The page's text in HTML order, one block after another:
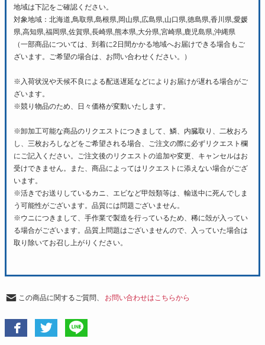
地域は下記をご確認ください。
対象地域：北海道,鳥取県,島根県,岡山県,広島県,山口県,徳島県,香川県,愛媛
県,高知県,福岡県,佐賀県,長崎県,熊本県,大分県,宮崎県,鹿児島県,沖縄県
（一部商品については、到着に2日間かかる地域へお届けできる場合もご
ざいます。ご希望の場合は、お問い合わせください。）
※入荷状況や天候不良による配送遅延などによりお届けが遅れる場合がご
ざいます。
※競り物品のため、日々価格が変動いたします。
※卸加工可能な商品のリクエストにつきまして、鱗、内臓取り、二枚おろ
し、三枚おろしなどをご希望される場合、ご注文の際に必ずリクエスト欄
にご記入ください。ご注文後のリクエストの追加や変更、キャンセルはお
受けできません。また、商品によってはリクエストに添えない場合がござ
います。
※活きでお送りしているカニ、エビなど甲殻類等は、輸送中に死んでしま
う可能性がございます。品質には問題ございません。
※ウニにつきまして、手作業で製造を行っているため、稀に殻が入ってい
る場合がございます。品質上問題はございませんので、入っていた場合は
取り除いてお召し上がりください。
この商品に関するご質問、 お問い合わせはこちらから